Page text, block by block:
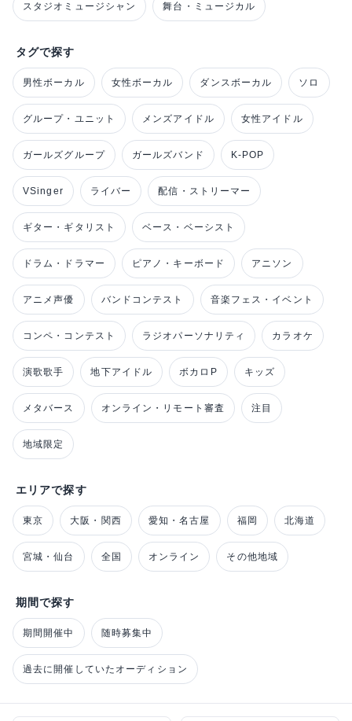
スタジオミュージシャン 舞台・ミュージカル
タグで探す
男性ボーカル 女性ボーカル ダンスボーカル ソロ
グループ・ユニット メンズアイドル 女性アイドル
ガールズグループ ガールズバンド K-POP
VSinger ライバー 配信・ストリーマー
ギター・ギタリスト ベース・ベーシスト
ドラム・ドラマー ピアノ・キーボード アニソン
アニメ声優 バンドコンテスト 音楽フェス・イベント
コンペ・コンテスト ラジオパーソナリティ カラオケ
演歌歌手 地下アイドル ボカロP キッズ
メタバース オンライン・リモート審査 注目
地域限定
エリアで探す
東京 大阪・関西 愛知・名古屋 福岡 北海道
宮城・仙台 全国 オンライン その他地域
期間で探す
期間開催中 随時募集中
過去に開催していたオーディション